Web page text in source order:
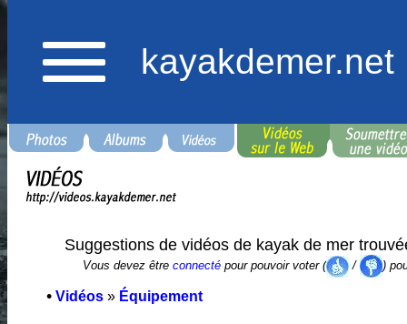
kayakdemer.net
Suggestions de vidéos de kayak de mer
Vous devez être connectépour pouvoir voter ( / )
• Vidéos» Équipement